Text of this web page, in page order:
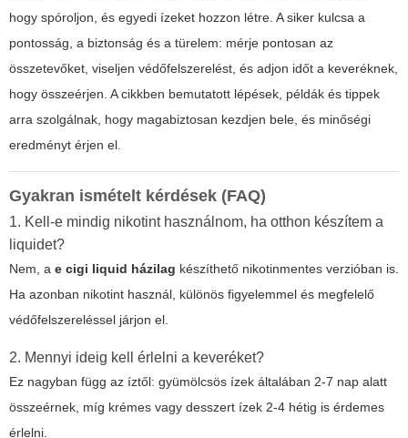
hogy spóroljon, és egyedi ízeket hozzon létre. A siker kulcsa a
pontosság, a biztonság és a türelem: mérje pontosan az
összetevőket, viseljen védőfelszerelést, és adjon időt a keveréknek,
hogy összeérjen. A cikkben bemutatott lépések, példák és tippek
arra szolgálnak, hogy magabiztosan kezdjen bele, és minőségi
eredményt érjen el.
Gyakran ismételt kérdések (FAQ)
1. Kell-e mindig nikotint használnom, ha otthon készítem a
liquidet?
Nem, a e cigi liquid házilag készíthető nikotinmentes verzióban is.
Ha azonban nikotint használ, különös figyelemmel és megfelelő
védőfelszereléssel járjon el.
2. Mennyi ideig kell érlelni a keveréket?
Ez nagyban függ az íztől: gyümölcsös ízek általában 2-7 nap alatt
összeérnek, míg krémes vagy desszert ízek 2-4 hétig is érdemes
érlelni.